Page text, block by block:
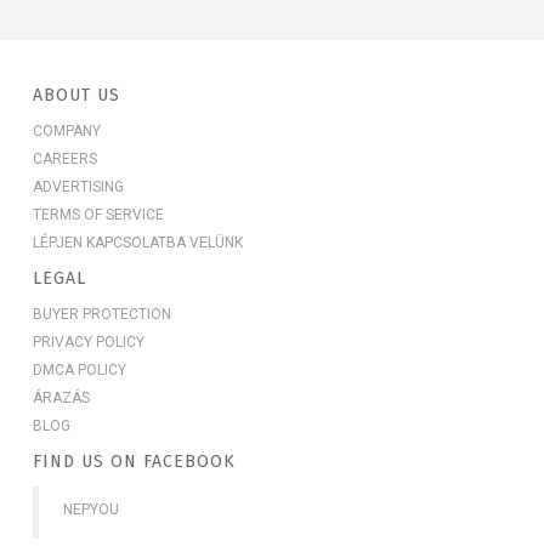
ABOUT US
COMPANY
CAREERS
ADVERTISING
TERMS OF SERVICE
LÉPJEN KAPCSOLATBA VELÜNK
LEGAL
BUYER PROTECTION
PRIVACY POLICY
DMCA POLICY
ÁRAZÁS
BLOG
FIND US ON FACEBOOK
NEPYOU